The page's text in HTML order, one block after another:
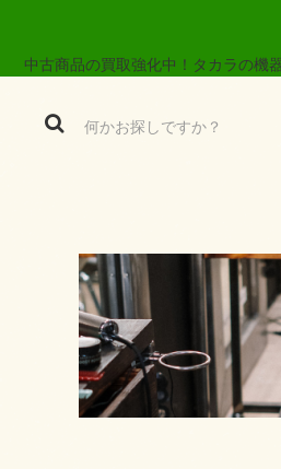
中古商品の買取強化中！タカラの機